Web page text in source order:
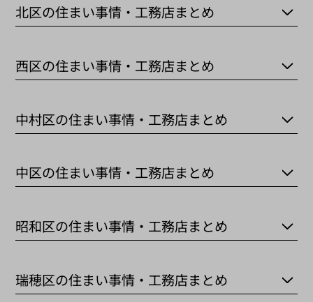
北区の住まい事情・工務店まとめ
西区の住まい事情・工務店まとめ
中村区の住まい事情・工務店まとめ
中区の住まい事情・工務店まとめ
昭和区の住まい事情・工務店まとめ
瑞穂区の住まい事情・工務店まとめ